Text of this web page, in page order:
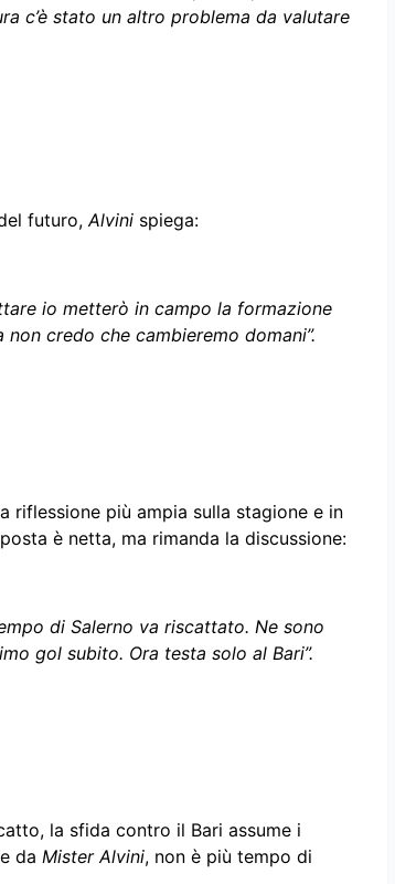
c’è stato un altro problema da valutare
futuro, Alvini spiega:
io metterò in campo la formazione
credo che cambieremo domani”.
riflessione più ampia sulla stagione e in
è netta, ma rimanda la discussione:
di Salerno va riscattato. Ne sono
gol subito. Ora testa solo al Bari”.
la sfida contro il Bari assume i
da Mister Alvini, non è più tempo di